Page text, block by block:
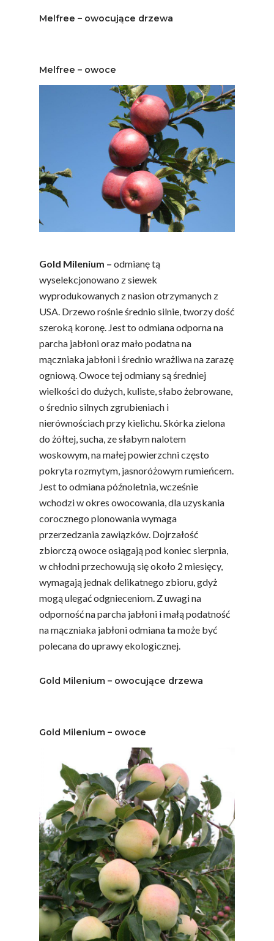
Melfree – owocujące drzewa
Melfree – owoce
Gold Milenium – odmianę tą
wyselekcjonowano z siewek
wyprodukowanych z nasion otrzymanych z
USA. Drzewo rośnie średnio silnie, tworzy dość
szeroką koronę. Jest to odmiana odporna na
parcha jabłoni oraz mało podatna na
mączniaka jabłoni i średnio wrażliwa na zarazę
ogniową. Owoce tej odmiany są średniej
wielkości do dużych, kuliste, słabo żebrowane,
o średnio silnych zgrubieniach i
nierównościach przy kielichu. Skórka zielona
do żółtej, sucha, ze słabym nalotem
woskowym, na małej powierzchni często
pokryta rozmytym, jasnoróżowym rumieńcem.
Jest to odmiana późnoletnia, wcześnie
wchodzi w okres owocowania, dla uzyskania
corocznego plonowania wymaga
przerzedzania zawiązków. Dojrzałość
zbiorczą owoce osiągają pod koniec sierpnia,
w chłodni przechowują się około 2 miesięcy,
wymagają jednak delikatnego zbioru, gdyż
mogą ulegać odgnieceniom. Z uwagi na
odporność na parcha jabłoni i małą podatność
na mączniaka jabłoni odmiana ta może być
polecana do uprawy ekologicznej.
Gold Milenium – owocujące drzewa
Gold Milenium – owoce